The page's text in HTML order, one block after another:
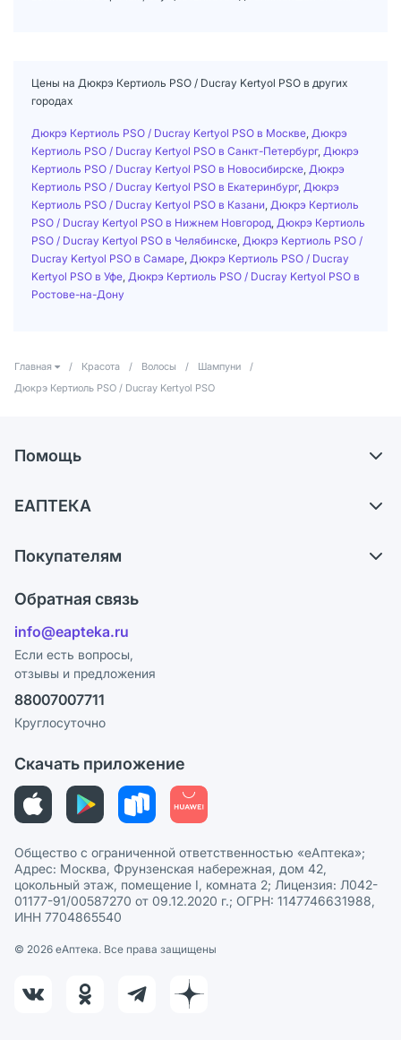
Цены на Дюкрэ Кертиоль PSO / Ducray Kertyol PSO в других
городах
Дюкрэ Кертиоль PSO / Ducray Kertyol PSO в Москве Дюкрэ
Кертиоль PSO / Ducray Kertyol PSO в Санкт-Петербург, Дюкрэ
Кертиоль PSO / Ducray Kertyol PSO в Новосибирске Дюкрэ
Кертиоль PSO / Ducray Kertyol PSO в Екатеринбург, Дюкрэ
Кертиоль PSO / Ducray Kertyol PSO в Казани Дюкрэ Кертиоль
PSO / Ducray Kertyol PSO в Нижнем Новгород Дюкрэ Кертиоль
PSO / Ducray Kertyol PSO в Челябинске Дюкрэ Кертиоль PSO /
Ducray Kertyol PSO в Самаре Дюкрэ Кертиоль PSO / Ducray
Kertyol PSO в Уфе Дюкрэ Кертиоль PSO / Ducray Kertyol PSO в
Ростове-на-Дону
Главная / Красота / Волосы / Шампуни
/
Дюкрэ Кертиоль PSO / Ducray Kertyol PSO
Помощь
Самовывоз из аптек
Ответы на вопросы
Блог
ЕАПТЕКА
Карьера
Поставщики
Лицензия
Реклама на сайте
Ваши товары на ЕАПТЕКЕ
Покупателям
Программа СберСпасибо
Политика конфиденциальности
Пользовательское соглашение
Политика рекомендаций
Этика и соответствие
Политика в отношении обработки персональных данных
Обратная связь
info@eapteka.ru
Если есть вопросы,
отзывы и предложения
88007007711
Круглосуточно
Скачать приложение
Общество с ограниченной ответственностью «еАптека»;
Адрес: Москва, Фрунзенская набережная, дом 42,
цокольный этаж, помещение I, комната 2; Лицензия: Л042-
01177-91/00587270 от 09.12.2020 г.; ОГРН: 1147746631988,
ИНН 7704865540
© 2026 eАптека. Все права защищены